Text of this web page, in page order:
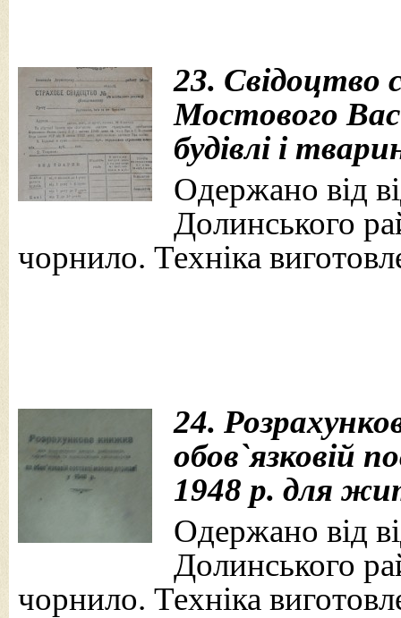
23. Свідоцтво
Мостового
будівлі і
Одержано від
Долинського
чорнило. Техніка
24.
обов`язковій
1948 р. для
Одержано від
Долинського
чорнило. Техніка